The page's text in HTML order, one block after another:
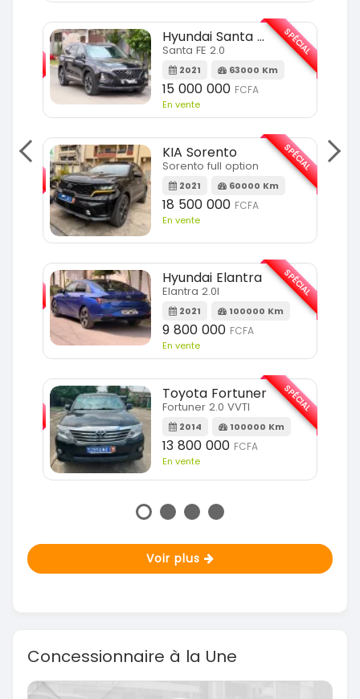
SPÉCIAL
Hyundai Santa FE
Santa FE 2.0
2021 63000 Km
15 000 000 FCFA
En vente
SPÉCIAL
KIA Sorento
Sorento full option
2021 60000 Km
18 500 000 FCFA
En vente
SPÉCIAL
Hyundai Elantra
Elantra 2.0l
2021 100000 Km
9 800 000 FCFA
En vente
SPÉCIAL
Toyota Fortuner
Fortuner 2.0 VVTI
2014 100000 Km
13 800 000 FCFA
En vente
SPÉCIAL
Voir plus
Concessionnaire à la Une